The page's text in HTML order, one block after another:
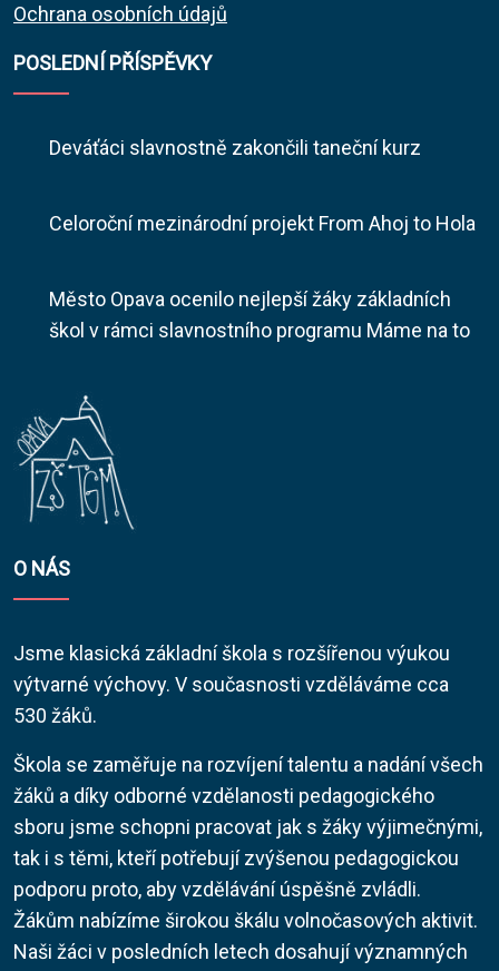
Ochrana osobních údajů
POSLEDNÍ PŘÍSPĚVKY
Deváťáci slavnostně zakončili taneční kurz
Celoroční mezinárodní projekt From Ahoj to Hola
Město Opava ocenilo nejlepší žáky základních
škol v rámci slavnostního programu Máme na to
O NÁS
Jsme klasická základní škola s rozšířenou výukou
výtvarné výchovy. V současnosti vzděláváme cca
530 žáků.
Škola se zaměřuje na rozvíjení talentu a nadání všech
žáků a díky odborné vzdělanosti pedagogického
sboru jsme schopni pracovat jak s žáky výjimečnými,
tak i s těmi, kteří potřebují zvýšenou pedagogickou
podporu proto, aby vzdělávání úspěšně zvládli.
Žákům nabízíme širokou škálu volnočasových aktivit.
Naši žáci v posledních letech dosahují významných